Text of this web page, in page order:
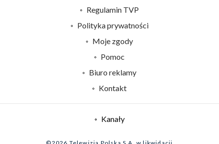
Centrum informacji TVP
Naziemna Telewizja Cyfrowa
System NOS
Regulamin TVP
Polityka prywatności
Moje zgody
Pomoc
Biuro reklamy
Kontakt
Kanały